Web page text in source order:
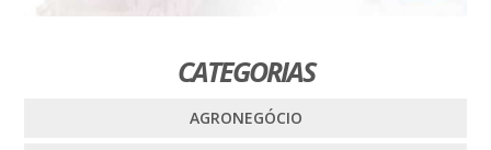
CATEGORIAS
AGRONEGÓCIO